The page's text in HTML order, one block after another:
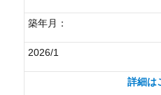
築年月：
2026/1
詳細は